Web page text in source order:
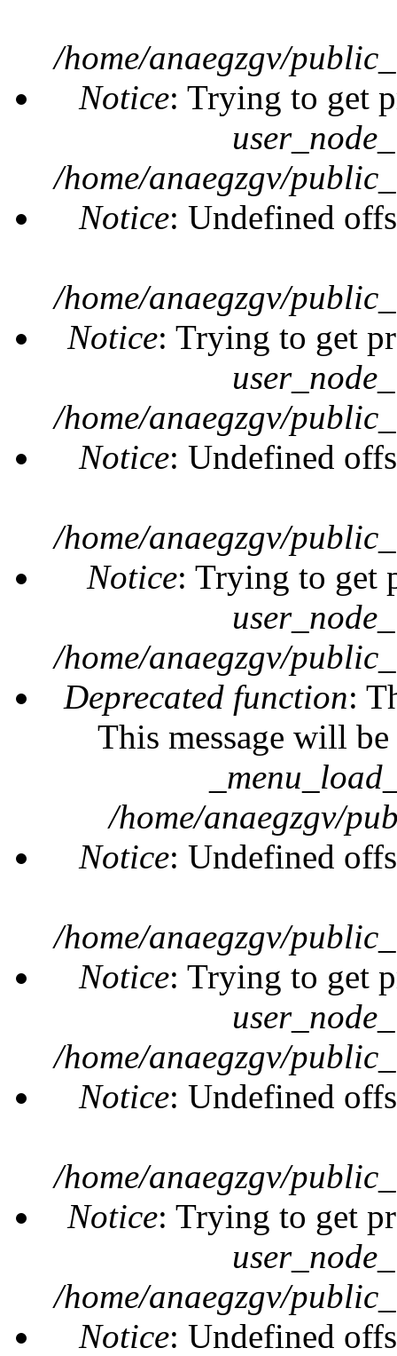
/home/anaegzgv/
Notice: Trying to get
/home/anaegzgv/
Notice: Undefined
/home/anaegzgv/
Notice: Trying to get
/home/anaegzgv/
Notice: Undefined
/home/anaegzgv/
Notice: Trying to get
/home/anaegzgv/
Deprecated function:
This message will
/home/anaegzgv/
Notice: Undefined
/home/anaegzgv/
Notice: Trying to get
/home/anaegzgv/
Notice: Undefined
/home/anaegzgv/
Notice: Trying to get
/home/anaegzgv/
Notice: Undefined